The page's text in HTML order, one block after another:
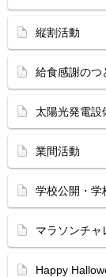
縦割活動
給食感謝のつ
太陽光発電設
業間活動
学校公開・学
マラソンチャ
Happy